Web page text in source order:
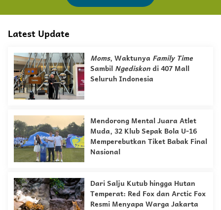
Latest Update
Moms, Waktunya Family Time
Sambil Ngediskondi 407 Mall
Seluruh Indonesia
Mendorong Mental Juara Atlet
Muda, 32 Klub Sepak Bola U-16
Memperebutkan Tiket Babak Final
Nasional
Dari Salju Kutub hingga Hutan
Temperat: Red Fox dan Arctic Fox
Resmi Menyapa Warga Jakarta